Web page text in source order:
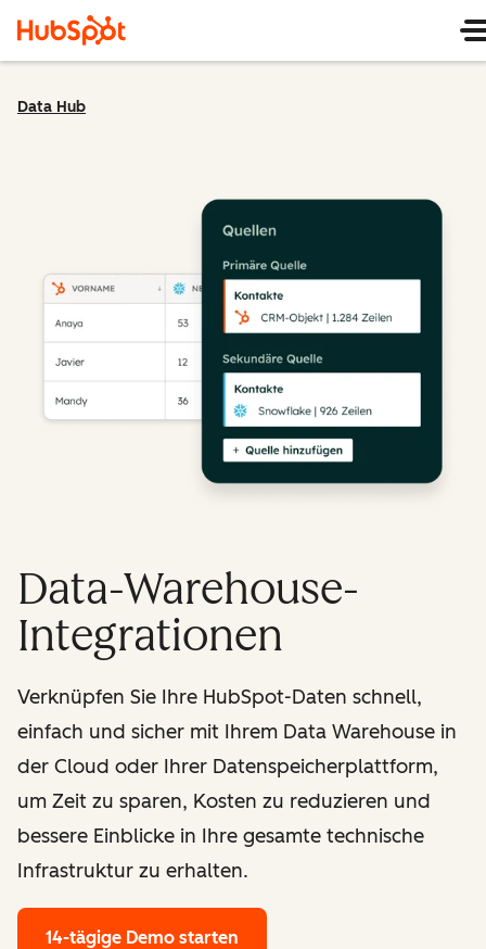
Data Hub
Data-Warehouse-
Integrationen
Verknüpfen Sie Ihre HubSpot-Daten schnell,
einfach und sicher mit Ihrem Data Warehouse in
der Cloud oder Ihrer Datenspeicherplattform,
um Zeit zu sparen, Kosten zu reduzieren und
bessere Einblicke in Ihre gesamte technische
Infrastruktur zu erhalten.
14-tägige Demo starten